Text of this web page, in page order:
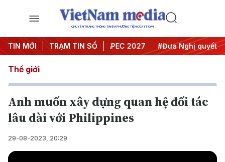
CHUYÊN TRANG THÔNG TIN ĐA PHƯƠNG TIỆN CỦA TTXVN
TIN MỚI TRẠM TIN SỐ
nghị Trung ương 3 #APEC 2027 #Đưa Nghị quyết
Thế giới
Anh muốn xây dựng quan hệ đối tác
lâu dài với Philippines
29-08-2023, 20:29
This